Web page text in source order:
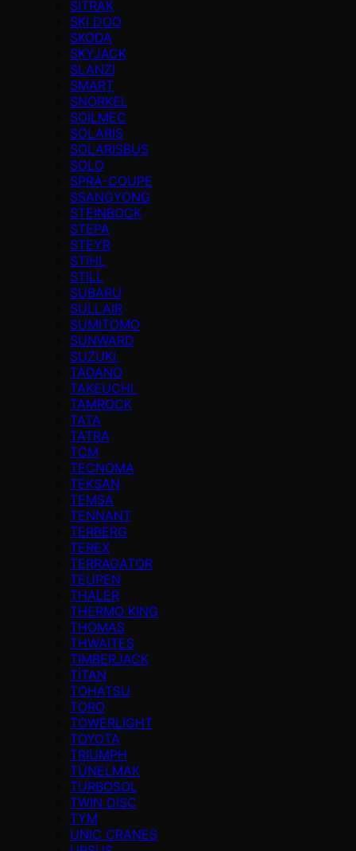
SITRAK
SKI DOO
SKODA
SKYJACK
SLANZI
SMART
SNORKEL
SOILMEC
SOLARIS
SOLARISBUS
SOLO
SPRA-COUPE
SSANGYONG
STEINBOCK
STEPA
STEYR
STIHL
STILL
SUBARU
SULLAIR
SUMITOMO
SUNWARD
SUZUKI
TADANO
TAKEUCHI
TAMROCK
TATA
TATRA
TCM
TECNOMA
TEKSAN
TEMSA
TENNANT
TERBERG
TEREX
TERRAGATOR
TEUPEN
THALER
THERMO KING
THOMAS
THWAITES
TIMBERJACK
TİTAN
TOHATSU
TORO
TOWERLIGHT
TOYOTA
TRIUMPH
TÜNELMAK
TURBOSOL
TWIN DISC
TYM
UNIC CRANES